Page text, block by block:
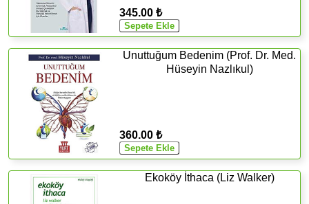
345.00 ₺
Unuttuğum Bedenim (Prof. Dr. Med.
Hüseyin Nazlıkul)
360.00 ₺
Ekoköy İthaca (Liz Walker)